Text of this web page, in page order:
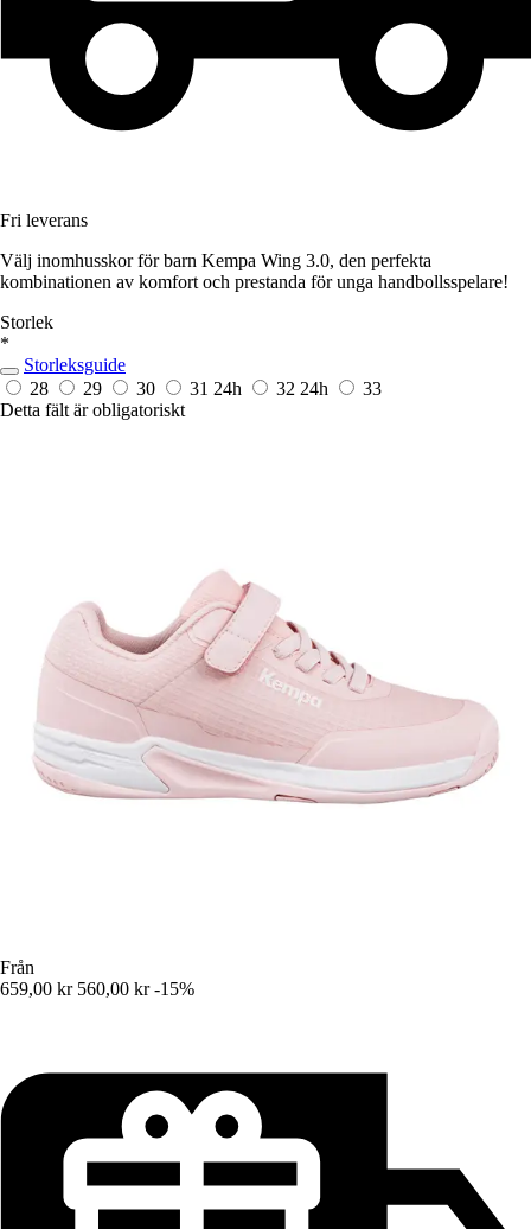
Fri leverans
Välj inomhusskor för barn Kempa Wing 3.0, den perfekta
kombinationen av komfort och prestanda för unga handbollsspelare!
Storlek
*
Storleksguide
28
29 30 31 24h 32 24h
33
Detta fält är obligatoriskt
Från
659,00 kr 560,00 kr -15%